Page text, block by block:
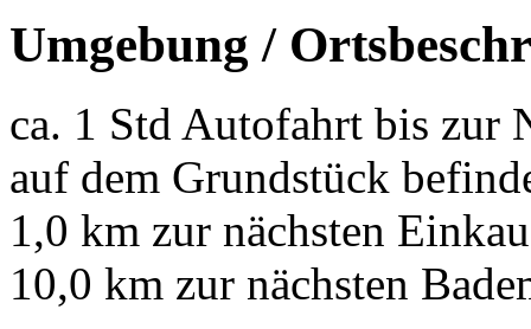
Umgebung /
ca. 1 Std Autofahrt bis zur
auf dem Grundstück
1,0 km zur nächsten
10,0 km zur nächsten